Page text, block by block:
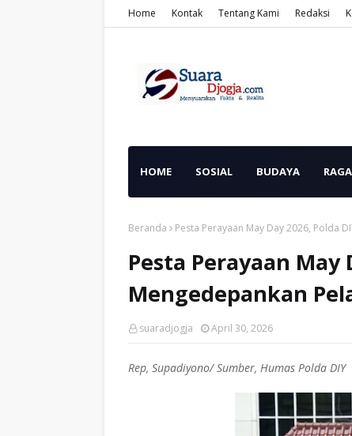
Home Kontak Tentang Kami Redaksi
HOME SOSIAL BUDAYA
Beranda Pesta Perayaan May Day 2026, Polda
Pesta Perayaan May
Mengedepankan
suaradjogja April 30, 2026
Rep, Supadiyono/ Sumber, Humas Polda DIY